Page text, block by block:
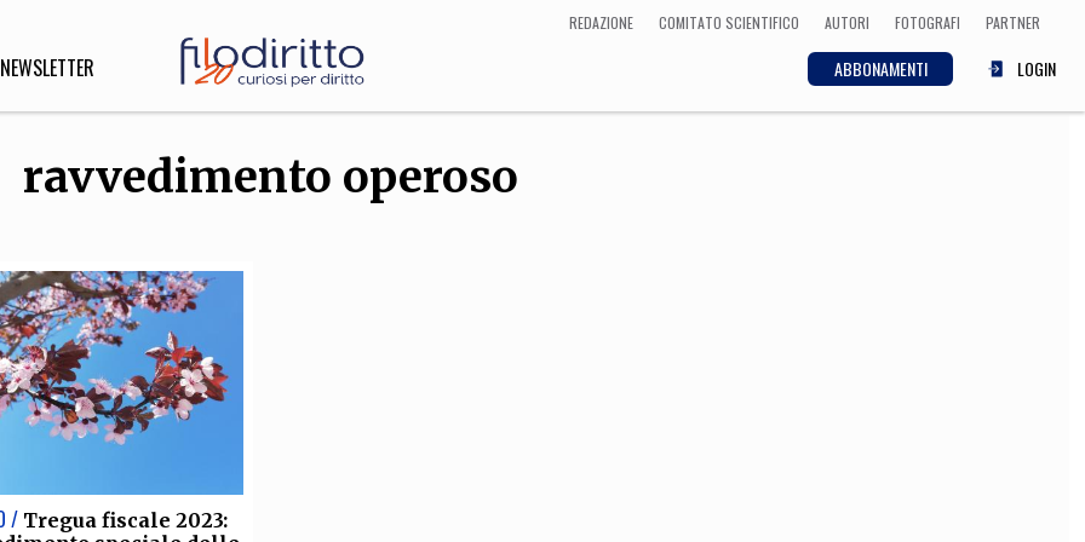
REDAZIONE COMITATO SCIENTIFICO AUTORI FOTOGRAFI PARTNER
ABBONAMENTI LOGIN
NEWSLETTER
INNOVAZIONE
Scienze informatiche,
Architettura, Ingegneria
ravvedimento operoso
/ Tregua fiscale 2023: